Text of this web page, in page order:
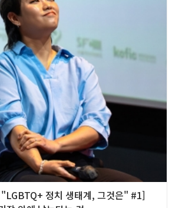
정치 생태계, 그것은" #1]